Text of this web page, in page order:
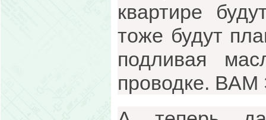
квартире
тоже будут
подливая
проводке.